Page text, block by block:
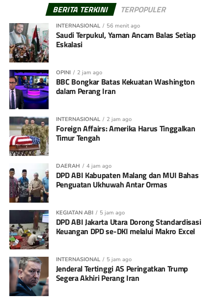
BERITA TERKINI TERPOPULER
INTERNASIONAL 56 menit ago
Saudi Terpukul, Yaman Ancam Balas Setiap
Eskalasi
OPINI 2 jam ago
BBC Bongkar Batas Kekuatan Washington
dalam Perang Iran
INTERNASIONAL 2 jam ago
Foreign Affairs: Amerika Harus Tinggalkan
Timur Tengah
DAERAH 4 jam ago
DPD ABI Kabupaten Malang dan MUI Bahas
Penguatan Ukhuwah Antar Ormas
KEGIATAN ABI 5 jam ago
DPD ABI Jakarta Utara Dorong Standardisasi
Keuangan DPD se-DKI melalui Makro Excel
INTERNASIONAL 5 jam ago
Jenderal Tertinggi AS Peringatkan Trump
Segera Akhiri Perang Iran